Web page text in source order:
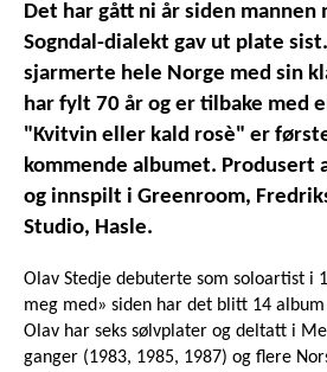
Det har gått ni år siden mannen
Sogndal-dialekt gav ut plate
sjarmerte hele Norge med sin
har fylt 70 år og er tilbake med
"Kvitvin eller kald rosè" er
kommende albumet. Produsert
og innspilt i Greenroom,
Studio, Hasle.
Olav Stedje debuterte som soloartist i
meg med» siden har det blitt 14
Olav har seks sølvplater og deltatt i
ganger (1983, 1985, 1987) og flere